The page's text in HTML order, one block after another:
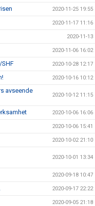
2020-11-25 19:55
2020-11-17 11:16
2020-11-13
2020-11-06 16:02
2020-10-28 12:17
2020-10-16 10:12
avseende
2020-10-12 11:15
2020-10-06 16:06
2020-10-06 15:41
2020-10-02 21:10
2020-10-01 13:34
2020-09-18 10:47
2020-09-17 22:22
2020-09-05 21:18